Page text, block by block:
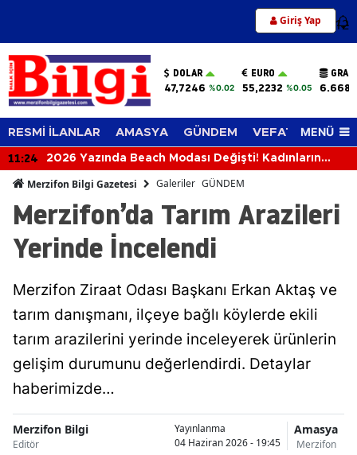
Giriş Yap 12
DOLAR
47,7246 %0.02
EURO
55,2232 %0.05
RESMİ İLANLAR AMASYA GÜNDEM VEFAT EDENLER
MENÜ
11:05
Rüyada Karpuz Görmek Ne Anlama Gelir? Karpuz
Merzifon Bilgi Gazetesi Galeriler GÜNDEM
Merzifon’da Tarım Arazileri
Yerinde İncelendi
Merzifon Ziraat Odası Başkanı Erkan Aktaş ve
tarım danışmanı, ilçeye bağlı köylerde ekili
tarım arazilerini yerinde inceleyerek ürünlerin
gelişim durumunu değerlendirdi. Detaylar
haberimizde…
Merzifon Bilgi
Editör
Yayınlanma
04 Haziran 2026 - 19:45
Amasya
Merzifon